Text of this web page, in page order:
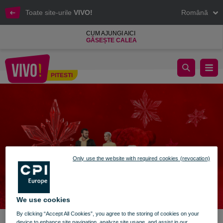
Toate site-urile VIVO! Română
CUM AJUNGI AICI
GĂSEȘTE CALEA
PITESTI
Sărbători magice în lumea VIVO!
We use cookies
By clicking “Accept All Cookies”, you agree to the storing of cookies on your
device to enhance site navigation, analyze site usage, and assist in our
Only use the website with required cookies (revocation)